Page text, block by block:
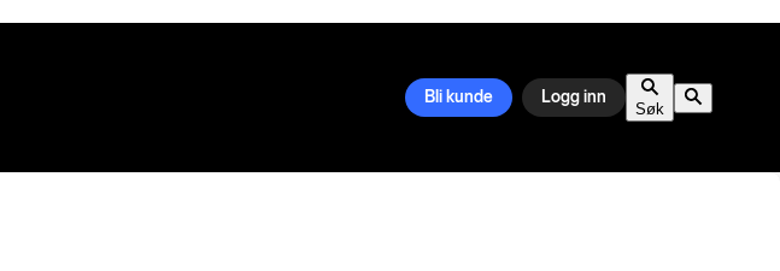
Bli kunde Logg inn
Søk